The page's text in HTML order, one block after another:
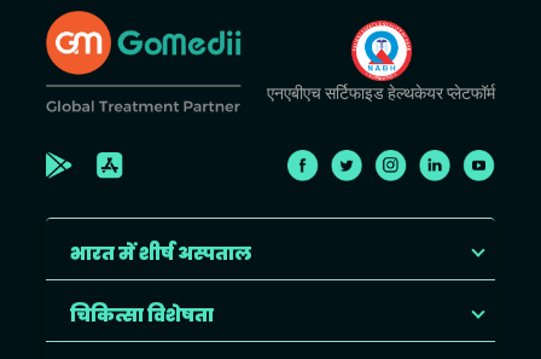
एनएबीएच सर्टिफाइड हेल्थकेयर प्लेटफॉर्म
भारत में शीर्ष अस्पताल
चिकित्सा विशेषता